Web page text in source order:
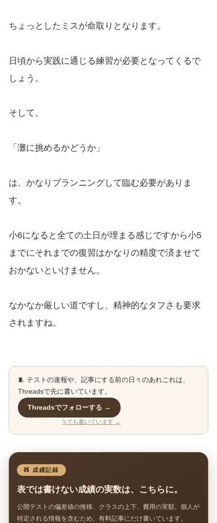
ちょっとしたミスが命取りとなります。
日頃から実践に通じる練習が必要となってくるで
しょう。
そして、
「灘に挑めるかどうか」
は、かなりプランニングして臨む必要がありま
す。
小6になると全ての土日が埋まる感じですから小5
までにそれまでの復習はかなりの精度で済ませて
おかないといけません。
なかなか厳しい道ですし、精神的なタフさも要求
されますね。
🧵 テストの速報や、記事にする前の日々のあれこれは、
Threadsで先に書いています。
Threadsでフォローする →
𝕏でも書いています →
🧸 成績記録
表では書けない成績の実数は、こちらに。
公開テストの偏差値の推移、クラスの上下、費用の実額。個人が
特定される情報を含むため、有料記事にだけ書いています。